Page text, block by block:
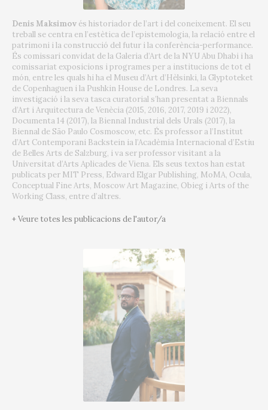
Denis Maksimov és historiador de l’art i del coneixement. El seu
treball se centra en l’estètica de l’epistemologia, la relació entre el
patrimoni i la construcció del futur i la conferència-performance.
És comissari convidat de la Galeria d’Art de la NYU Abu Dhabi i ha
comissariat exposicions i programes per a institucions de tot el
món, entre les quals hi ha el Museu d’Art d’Hèlsinki, la Glyptoteket
de Copenhaguen i la Pushkin House de Londres. La seva
investigació i la seva tasca curatorial s’han presentat a Biennals
d’Art i Arquitectura de Venècia (2015, 2016, 2017, 2019 i 2022),
Documenta 14 (2017), la Biennal Industrial dels Urals (2017), la
Biennal de São Paulo Cosmoscow, etc. És professor a l’Institut
d’Art Contemporani Backstein ia l’Acadèmia Internacional d’Estiu
de Belles Arts de Salzburg, i va ser professor visitant a la
Universitat d’Arts Aplicades de Viena. Els seus textos han estat
publicats per MIT Press, Edward Elgar Publishing, MoMA, Ocula,
Conceptual Fine Arts, Moscow Art Magazine, Obieg i Arts of the
Working Class, entre d’altres.
+ Veure totes les publicacions de l'autor/a